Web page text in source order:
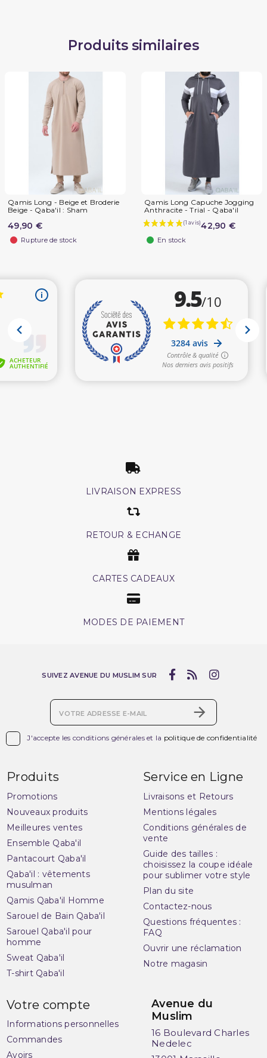
Produits similaires
Qamis Long - Beige et Broderie
Beige - Qaba'il : Sham
49,90 €
Rupture de stock
Qamis Long Capuche Jogging
Anthracite - Trial - Qaba'il
42,90 €
En stock
LIVRAISON EXPRESS
RETOUR & ECHANGE
CARTES CADEAUX
MODES DE PAIEMENT
J'accepte les conditions générales et la politique de confidentialité
SUIVEZ AVENUE DU MUSLIM SUR
Produits
Promotions
Nouveaux produits
Meilleures ventes
Ensemble Qaba'il
Pantacourt Qaba'il
Qaba'il : vêtements
musulman
Qamis Qaba'il Homme
Sarouel de Bain Qaba'il
Sarouel Qaba'il pour
homme
Sweat Qaba'il
T-shirt Qaba'il
Service en Ligne
Livraisons et Retours
Mentions légales
Conditions générales de
vente
Guide des tailles :
choisissez la coupe idéale
pour sublimer votre style
Plan du site
Contactez-nous
Questions fréquentes :
FAQ
Ouvrir une réclamation
Notre magasin
Votre compte
Informations personnelles
Commandes
Avoirs
Avenue du
Muslim
16 Boulevard Charles
Nedelec